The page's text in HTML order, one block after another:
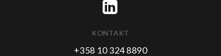
KONTAKT
+358 10 324 8890